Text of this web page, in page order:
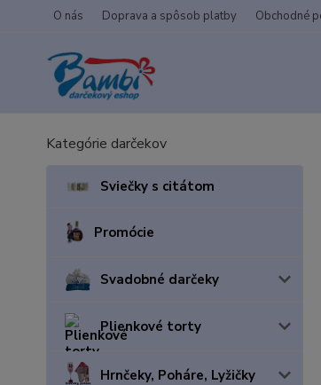
O nás Doprava a spôsob platby Obchodné
Kategórie darčekov
Sviečky s citátom
Promócie
Svadobné darčeky
Plienkové torty
Hrnčeky, Poháre, Lyžičky